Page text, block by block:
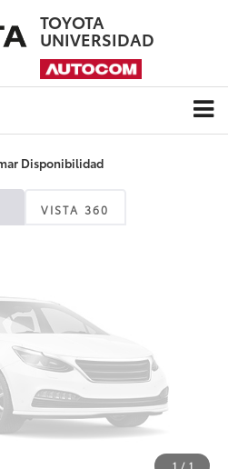
TOYOTA
UNIVERSIDAD
Disponibilidad
VISTA 360
Fotos No
revise luego
1 / 1